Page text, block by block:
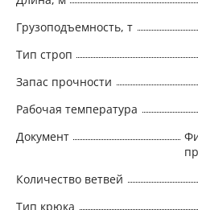
Грузоподъемность, т
Тип строп
Запас прочности
Рабочая температура
Документ
Количество ветвей
Тип крюка